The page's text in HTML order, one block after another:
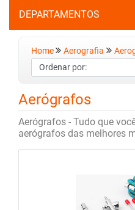
DEPARTAMENTOS
Home Aerografia
Aerógrafos
Aerógrafos - Tudo que
aerógrafos das melhores